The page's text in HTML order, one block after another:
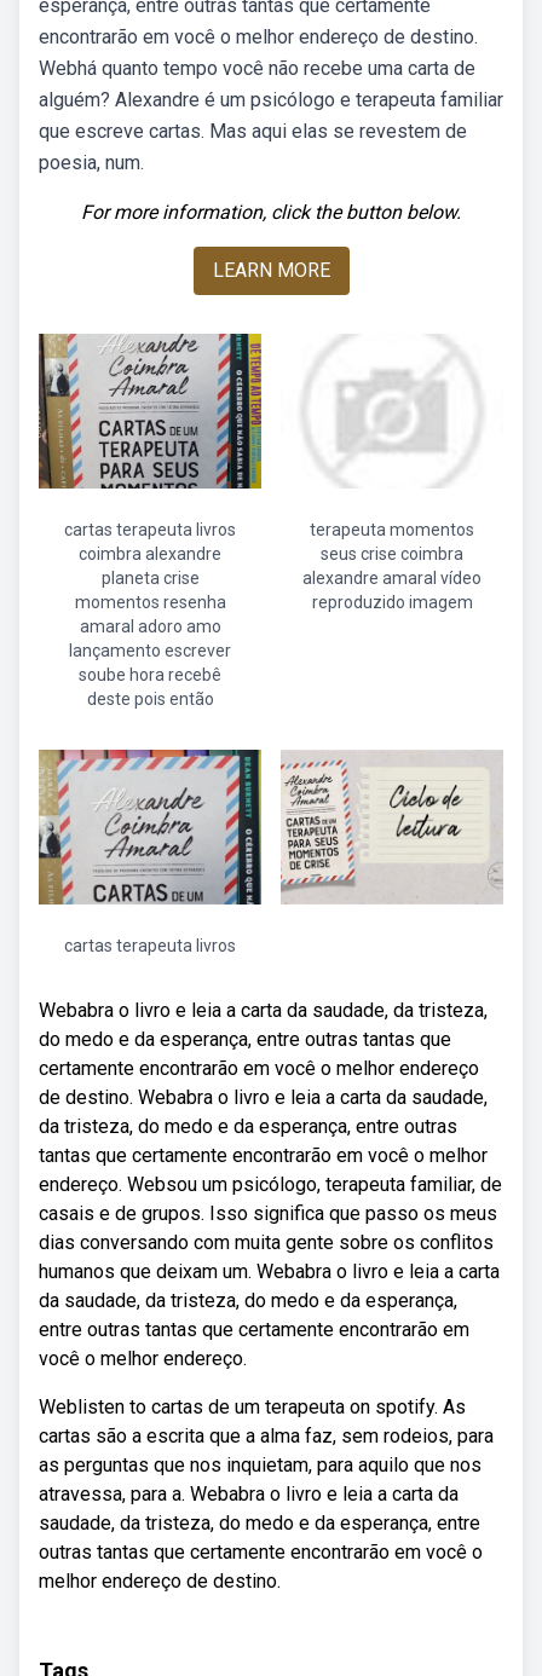
esperança, entre outras tantas que certamente
encontrarão em você o melhor endereço de destino.
Webhá quanto tempo você não recebe uma carta de
alguém? Alexandre é um psicólogo e terapeuta familiar
que escreve cartas. Mas aqui elas se revestem de
poesia, num.
For more information, click the button below.
LEARN MORE
cartas terapeuta livros
coimbra alexandre
planeta crise
momentos resenha
amaral adoro amo
lançamento escrever
soube hora recebê
deste pois então
terapeuta momentos
seus crise coimbra
alexandre amaral vídeo
reproduzido imagem
cartas terapeuta livros
Webabra o livro e leia a carta da saudade, da tristeza,
do medo e da esperança, entre outras tantas que
certamente encontrarão em você o melhor endereço
de destino. Webabra o livro e leia a carta da saudade,
da tristeza, do medo e da esperança, entre outras
tantas que certamente encontrarão em você o melhor
endereço. Websou um psicólogo, terapeuta familiar, de
casais e de grupos. Isso significa que passo os meus
dias conversando com muita gente sobre os conflitos
humanos que deixam um. Webabra o livro e leia a carta
da saudade, da tristeza, do medo e da esperança,
entre outras tantas que certamente encontrarão em
você o melhor endereço.
Weblisten to cartas de um terapeuta on spotify. As
cartas são a escrita que a alma faz, sem rodeios, para
as perguntas que nos inquietam, para aquilo que nos
atravessa, para a. Webabra o livro e leia a carta da
saudade, da tristeza, do medo e da esperança, entre
outras tantas que certamente encontrarão em você o
melhor endereço de destino.
Tags